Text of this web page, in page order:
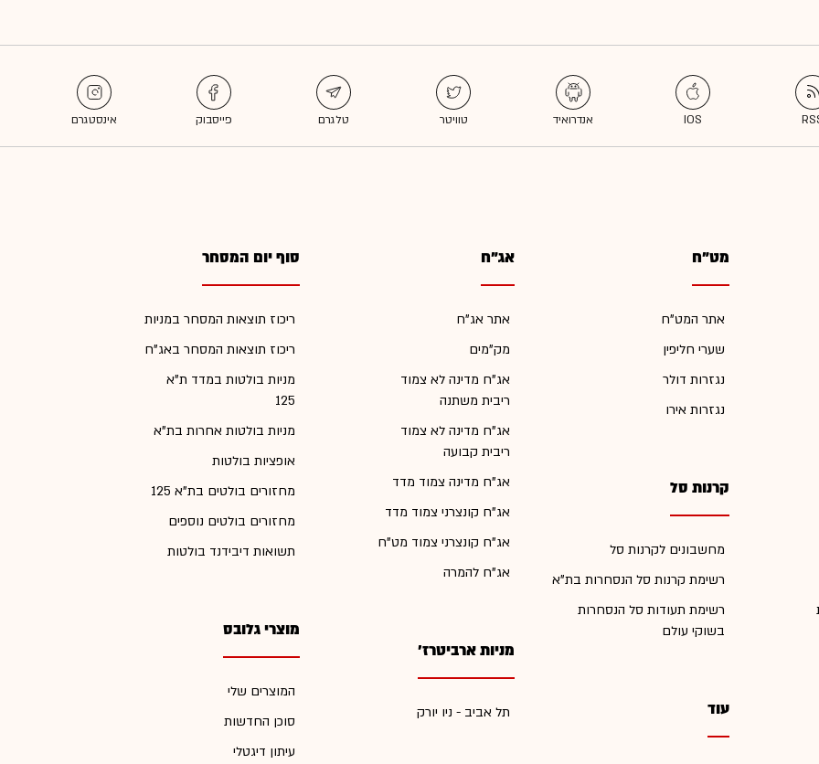
מט"ח
אתר המט"ח
שערי חליפין
נגזרות דולר
נגזרות אירו
קרנות סל
מחשבונים לקרנות סל
רשימת קרנות סל הנסחרות בת"א
רשימת תעודות סל הנסחרות
בשוקי עולם
עוד
אג"ח
אתר אג"ח
מק"מים
אג"ח מדינה לא צמוד
ריבית משתנה
אג"ח מדינה לא צמוד
ריבית קבועה
אג"ח מדינה צמוד מדד
אג"ח קונצרני צמוד מדד
אג"ח קונצרני צמוד מט"ח
אג"ח להמרה
מניות ארביטרז'
תל אביב - ניו יורק
סוף יום המסחר
ריכוז תוצאות המסחר במניות
ריכוז תוצאות המסחר באג"ח
מניות בולטות במדד ת"א
125
מניות בולטות אחרות בת"א
אופציות בולטות
מחזורים בולטים בת"א 125
מחזורים בולטים נוספים
תשואות דיבידנד בולטות
מוצרי גלובס
המוצרים שלי
סוכן החדשות
עיתון דיגטלי